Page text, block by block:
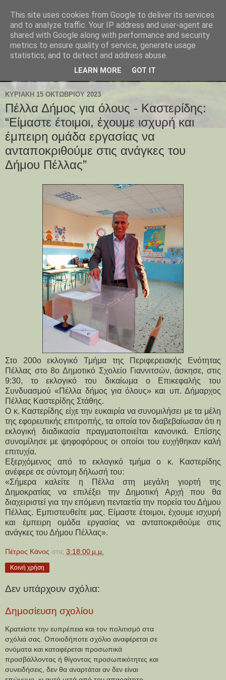
ΚΥΡΙΑΚΉ 15 ΟΚΤΩΒΡΊΟΥ 2023
Πέλλα Δήμος για όλους - Καστερίδης:
“Είμαστε έτοιμοι, έχουμε ισχυρή και
έμπειρη ομάδα εργασίας να
ανταποκριθούμε στις ανάγκες του
Δήμου Πέλλας”
Στο 200ο εκλογικό Τμήμα της Περιφερειακής Ενότητας
Πέλλας στο 8ο Δημοτικό Σχολείο Γιαννιτσών, άσκησε, στις
9:30, το εκλογικό του δικαίωμα ο Επικεφαλής του
Συνδυασμού «Πέλλα δήμος για όλους» και υπ. Δήμαρχος
Πέλλας Καστερίδης Στάθης.
Ο κ. Καστερίδης είχε την ευκαιρία να συνομιλήσει με τα μέλη
της εφορευτικής επιτροπής, τα οποία τον διαβεβαίωσαν ότι η
εκλογική διαδικασία πραγματοποιείται κανονικά. Επίσης
συνομίλησε με ψηφοφόρους οι οποίοι του ευχήθηκαν καλή
επιτυχία.
Εξερχόμενος από το εκλογικό τμήμα ο κ. Καστερίδης
ανέφερε σε σύντομη δήλωσή του:
«Σήμερα καλείτε η Πέλλα στη μεγάλη γιορτή της
Δημοκρατίας να επιλέξει την Δημοτική Αρχή που θα
διαχειριστεί για την επόμενη πενταετία την πορεία του Δήμου
Πέλλας. Εμπιστευθείτε μας. Είμαστε έτοιμοι, έχουμε ισχυρή
και έμπειρη ομάδα εργασίας να ανταποκριθούμε στις
ανάγκες του Δήμου Πέλλας».
Πέτρος Κάνος στις 3:18:00 μ.μ.
Κοινή χρήση
Δεν υπάρχουν σχόλια:
Δημοσίευση σχολίου
Κρατείστε την ευπρέπεια και τον πολιτισμό στα
σχόλιά σας. Οποιοδήποτε σχόλιο αναφέρεται σε
ονόματα και καταφέρεται προσωπικά
προσβάλλοντας ή θίγοντας προσωπικότητες και
συνειδήσεις, δεν θα αναρτάται αν δεν είναι
This site uses cookies from Google to deliver its services
and to analyze traffic. Your IP address and user-agent are
shared with Google along with performance and security
metrics to ensure quality of service, generate usage
statistics, and to detect and address abuse.
LEARN MORE GOT IT